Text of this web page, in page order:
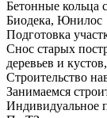
Бетонные кольца
Биодека, Юнилос
Подготовка
Снос старых
деревьев и
Строительство
Занимаемся
Индивидуальное